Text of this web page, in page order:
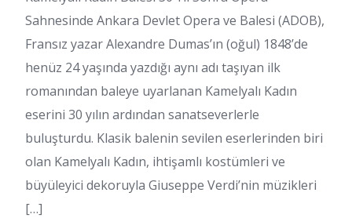
Sahnesinde Ankara Devlet Opera ve Balesi (ADOB),
Fransız yazar Alexandre Dumas’ın (oğul) 1848’de
henüz 24 yaşında yazdığı aynı adı taşıyan ilk
romanından baleye uyarlanan Kamelyalı Kadın
eserini 30 yılın ardından sanatseverlerle
buluşturdu. Klasik balenin sevilen eserlerinden biri
olan Kamelyalı Kadın, ihtişamlı kostümleri ve
büyüleyici dekoruyla Giuseppe Verdi’nin müzikleri
[…]